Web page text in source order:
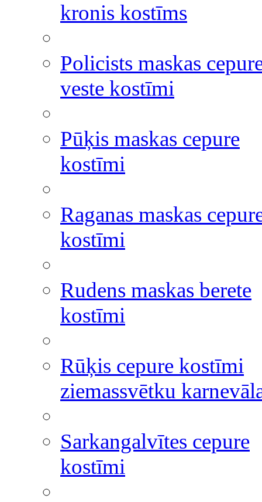
kronis kostīms
Policists maskas
veste kostīmi
Pūķis maskas cepure
kostīmi
Raganas maskas
kostīmi
Rudens maskas berete
kostīmi
Rūķis cepure kostīmi
ziemassvētku
Sarkangalvītes cepure
kostīmi